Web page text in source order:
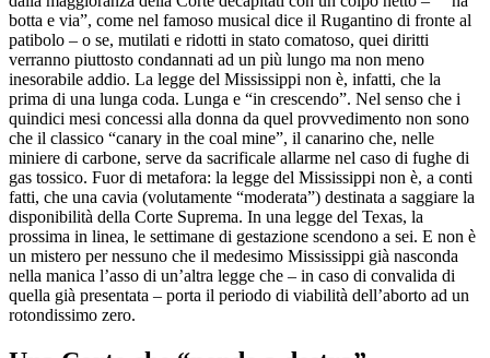
botta e via”, come nel famoso musical dice il Rugantino di fronte al
patibolo – o se, mutilati e ridotti in stato comatoso, quei diritti
verranno piuttosto condannati ad un più lungo ma non meno
inesorabile addio. La legge del Mississippi non è, infatti, che la
prima di una lunga coda. Lunga e “in crescendo”. Nel senso che i
quindici mesi concessi alla donna da quel provvedimento non sono
che il classico “canary in the coal mine”, il canarino che, nelle
miniere di carbone, serve da sacrificale allarme nel caso di fughe di
gas tossico. Fuor di metafora: la legge del Mississippi non è, a conti
fatti, che una cavia (volutamente “moderata”) destinata a saggiare la
disponibilità della Corte Suprema. In una legge del Texas, la
prossima in linea, le settimane di gestazione scendono a sei. E non è
un mistero per nessuno che il medesimo Mississippi già nasconda
nella manica l’asso di un’altra legge che – in caso di convalida di
quella già presentata – porta il periodo di viabilità dell’aborto ad un
rotondissimo zero.